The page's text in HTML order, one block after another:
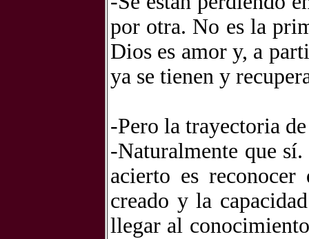
por otra. No es la
Dios es amor y, a
ya se tienen y
-Pero la trayectoria
-Naturalmente que
acierto es
creado y la
llegar al